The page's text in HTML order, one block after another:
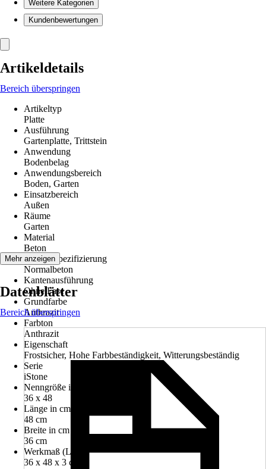
Weitere Kategorien
Kundenbewertungen
Artikeldetails
Bereich überspringen
Artikeltyp
Platte
Ausführung
Gartenplatte, Trittstein
Anwendung
Bodenbelag
Anwendungsbereich
Boden, Garten
Einsatzbereich
Außen
Räume
Garten
Material
Beton
Materialspezifizierung
Normalbeton
Kantenausführung
Ohne Fase
Grundfarbe
Anthrazit
Farbton
Anthrazit
Eigenschaft
Frostsicher, Hohe Farbbeständigkeit, Witterungsbeständig
Serie
iStone
Nenngröße in cm
36 x 48
Länge in cm
48 cm
Breite in cm
36 cm
Werkmaß (LxB)
36 x 48 x 3 cm
Mehr anzeigen
Datenblätter
Bereich überspringen